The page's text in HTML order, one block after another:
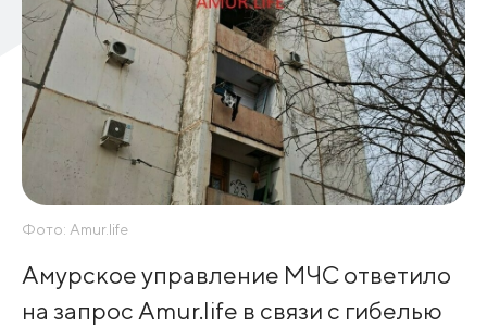
Фото: Amur.life
Амурское управление МЧС ответило
на запрос Amur.life в связи с гибелью